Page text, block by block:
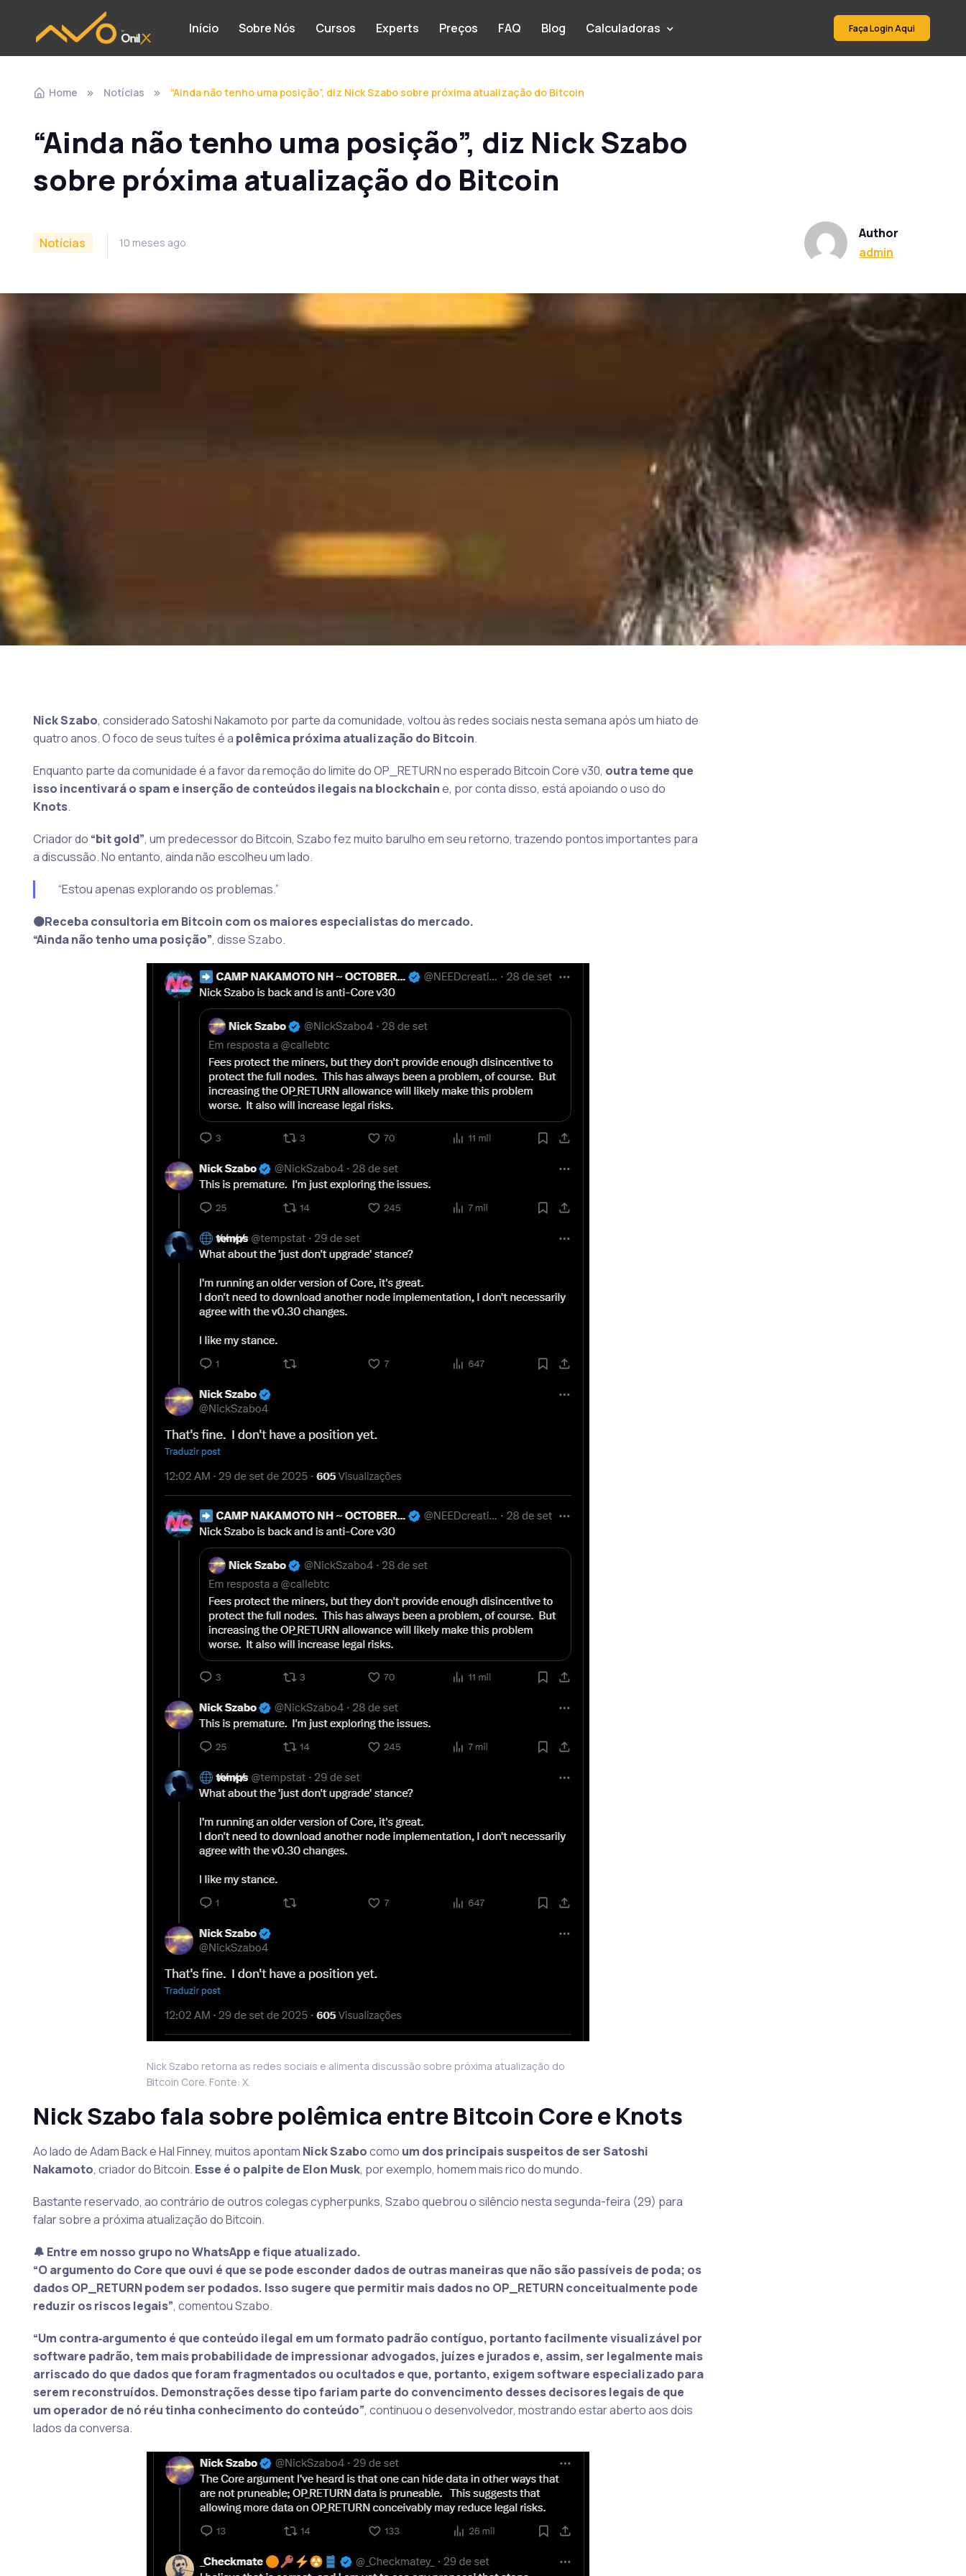
Início Sobre Nós Cursos Experts Preços FAQ Blog Calculadoras Faça Login Aqui
Home Notícias “Ainda não tenho uma posição”, diz Nick Szabo sobre próxima atualização do Bitcoin
“Ainda não tenho uma posição”, diz Nick Szabo
sobre próxima atualização do Bitcoin
Notícias 10 meses ago
Author
admin
Nick Szabo, considerado Satoshi Nakamoto por parte da comunidade, voltou às redes sociais nesta semana após um hiato de
quatro anos. O foco de seus tuítes é a polêmica próxima atualização do Bitcoin.
Enquanto parte da comunidade é a favor da remoção do limite do OP_RETURN no esperado Bitcoin Core v30, outra teme que
isso incentivará o spam e inserção de conteúdos ilegais na blockchaine, por conta disso, está apoiando o uso do
Knots.
Criador do “bit gold”, um predecessor do Bitcoin, Szabo fez muito barulho em seu retorno, trazendo pontos importantes para
a discussão. No entanto, ainda não escolheu um lado.
“Estou apenas explorando os problemas.”
🟠Receba consultoria em Bitcoin com os maiores especialistas do mercado.
“Ainda não tenho uma posição”, disse Szabo.
Nick Szabo retorna as redes sociais e alimenta discussão sobre próxima atualização do
Bitcoin Core. Fonte: X.
Nick Szabo fala sobre polêmica entre Bitcoin Core e Knots
Ao lado de Adam Back e Hal Finney, muitos apontam Nick Szabocomo um dos principais suspeitos de ser Satoshi
Nakamoto, criador do Bitcoin. Esse é o palpite de Elon Musk, por exemplo, homem mais rico do mundo.
Bastante reservado, ao contrário de outros colegas cypherpunks, Szabo quebrou o silêncio nesta segunda-feira (29) para
falar sobre a próxima atualização do Bitcoin.
🔔 Entre em nosso grupo no WhatsApp e fique atualizado.
“O argumento do Core que ouvi é que se pode esconder dados de outras maneiras que não são passíveis de poda; os
dados OP_RETURN podem ser podados. Isso sugere que permitir mais dados no OP_RETURN conceitualmente pode
reduzir os riscos legais”, comentou Szabo.
“Um contra‑argumento é que conteúdo ilegal em um formato padrão contíguo, portanto facilmente visualizável por
software padrão, tem mais probabilidade de impressionar advogados, juízes e jurados e, assim, ser legalmente mais
arriscado do que dados que foram fragmentados ou ocultados e que, portanto, exigem software especializado para
serem reconstruídos. Demonstrações desse tipo fariam parte do convencimento desses decisores legais de que
um operador de nó réu tinha conhecimento do conteúdo”, continuou o desenvolvedor, mostrando estar aberto aos dois
lados da conversa.